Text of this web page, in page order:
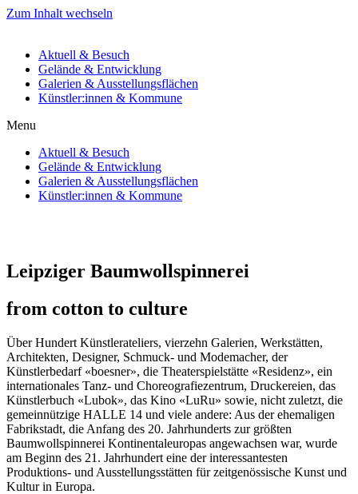
Zum Inhalt wechseln
Aktuell & Besuch
Gelände & Entwicklung
Galerien & Ausstellungsflächen
Künstler:innen & Kommune
Menu
Aktuell & Besuch
Gelände & Entwicklung
Galerien & Ausstellungsflächen
Künstler:innen & Kommune
Leipziger Baumwollspinnerei
from cotton to culture
Über Hundert Künstlerateliers, vierzehn Galerien, Werkstätten,
Architekten, Designer, Schmuck- und Modemacher, der
Künstlerbedarf «boesner», die Theaterspielstätte «Residenz», ein
internationales Tanz- und Choreografiezentrum, Druckereien, das
Künstlerbuch «Lubok», das Kino «LuRu» sowie, nicht zuletzt, die
gemeinnützige HALLE 14 und viele andere: Aus der ehemaligen
Fabrikstadt, die Anfang des 20. Jahrhunderts zur größten
Baumwollspinnerei Kontinentaleuropas angewachsen war, wurde
am Beginn des 21. Jahrhundert eine der interessantesten
Produktions- und Ausstellungsstätten für zeitgenössische Kunst und
Kultur in Europa.